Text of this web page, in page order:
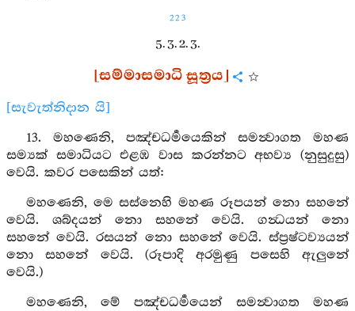
223
5. 3. 2. 3.
[සම්මාසමාධි සූත්‍රය]
[සැවැත්නිදාන යි]
13. මහණෙනි, පඤ්චධර්‍මයෙකින් සමන්‍වාගත මහණ
සම්‍යක් සමාධියට එළඹ වාස කරන්නට අභව්‍ය (නුසුදුසු)
වෙයි. කවර පසෙකින් යත්:
මහණෙනි, මෙ සස්නෙහි මහණ රූපයන් නො සහනේ
වෙයි. ශබ්දයන් නො සහනේ වෙයි. ගන්‍ධයන් නො
සහනේ වෙයි. රසයන් නො සහනේ වෙයි. ස්ප්‍රෂ්ටව්‍යයන්
නො සහනේ වෙයි. (රූපාදි අරමුණු පසෙහි ඇලුනේ
වෙයි.)
මහණෙනි, මේ පඤ්චධර්‍මයෙන් සමන්‍වාගත මහණ